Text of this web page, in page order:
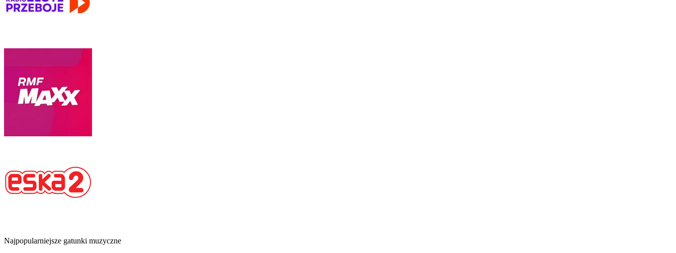
Najpopularniejsze gatunki muzyczne